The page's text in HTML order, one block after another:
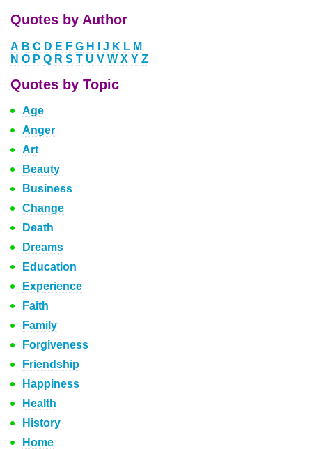
Quotes by Author
A B C D E F G H J K L M
N O P Q R S T U V W X Y Z
Quotes by Topic
Age
Anger
Art
Beauty
Business
Change
Death
Dreams
Education
Experience
Faith
Family
Forgiveness
Friendship
Happiness
Health
History
Home